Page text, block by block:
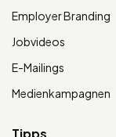
Employer Branding
Jobvideos
E-Mailings
Medienkampagnen
Tipps